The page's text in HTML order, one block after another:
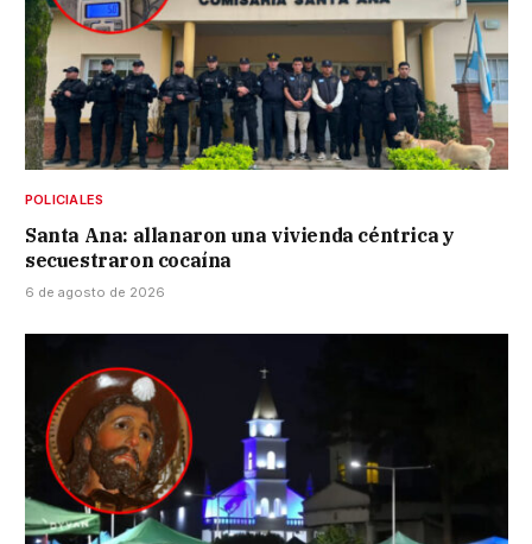
POLICIALES
Santa Ana: allanaron una vivienda céntrica y
secuestraron cocaína
6 de agosto de 2026